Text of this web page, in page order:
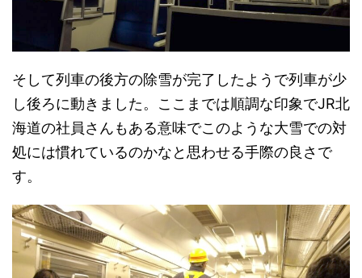
そして列車の後方の除雪が完了したようで列車が少
し後ろに動きました。ここまでは順調な印象でJR北
海道の社員さんもある意味でこのような大雪での対
処には慣れているのかなと思わせる手際の良さで
す。